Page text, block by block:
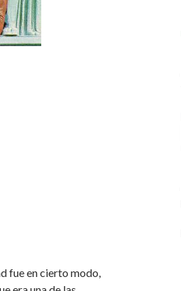
fue en cierto modo,